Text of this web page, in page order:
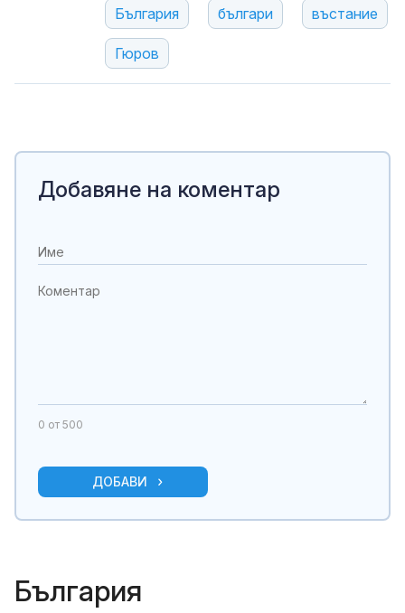
България българи въстание
Гюров
Добавяне на коментар
0 от 500
ДОБАВИ
България